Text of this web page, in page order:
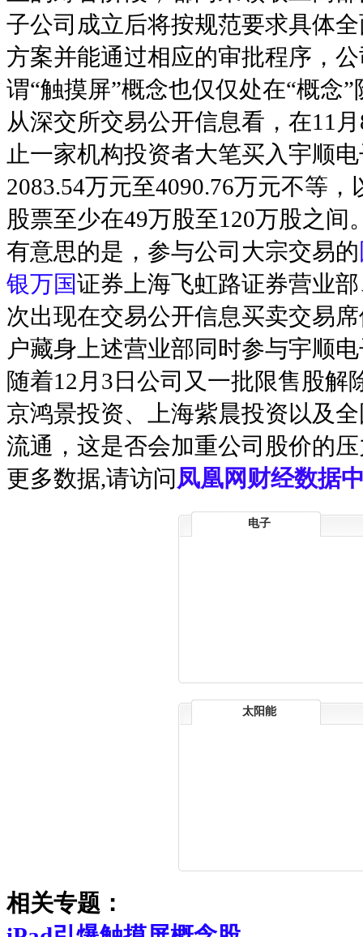
子公司成立后将按规范要求具体
方案并能通过相应的审批程序，
谓“触摸屏”概念也仅仅处在“概念”
从深交所交易公开信息看，在11
止一家机构投资者大笔买入宇顺
2083.54万元至4090.76万元不等
股票至少在49万股至120万股之间
有意思的是，参与公司大宗交易的
银万国证券上海飞虹路证券营业
次出现在交易公开信息买卖交易
户藏身上述营业部同时参与宇顺
随着12月3日公司又一批限售股解
京鸿景投资、上海紫晨投资以及
流通，这是否会加重公司股价的
更多数据,请访问凤凰网财经数据
电子
太阳能
相关专题：